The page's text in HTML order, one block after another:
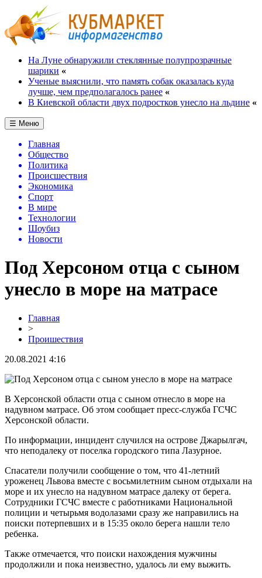
На Луне обнаружили стеклянные полупрозрачные
шарики «
Ученые выяснили, что память собак оказалась куда
лучше, чем предполагалось ранее «
В Киевской области двух подростков унесло на льдине «
☰ Меню
Главная
Общество
Политика
Происшествия
Экономика
Спорт
В мире
Технологии
Шоубиз
Новости
Под Херсоном отца с сыном
унесло в море на матрасе
Главная
>
Проишествия
20.08.2021 4:16
В Херсонской области отца с сыном отнесло в море на
надувном матрасе. Об этом сообщает пресс-служба ГСЧС
Херсонской области.
По информации, инцидент случился на острове Джарылгач,
что неподалеку от поселка городского типа Лазурное.
Спасатели получили сообщение о том, что 41-летний
уроженец Львова вместе с восьмилетним сыном отдыхали на
море и их унесло на надувном матрасе далеку от берега.
Сотрудники ГСЧС вместе с работниками Национальной
полиции и четырьмя водолазами сразу же направились на
поиски потерпевших и в 15:35 около берега нашли тело
ребенка.
Также отмечается, что поиски нахождения мужчины
продолжили и пока неизвестно, удалось ли ему выжить.